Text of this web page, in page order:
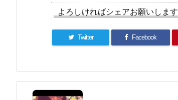
よろしければシェアお願いします
Twitter Facebook